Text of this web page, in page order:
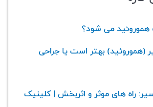
هموروئید می‌ شود؟
(هموروئید) بهتر است یا جراحی
راه های موثر و اثربخش | کلینیک